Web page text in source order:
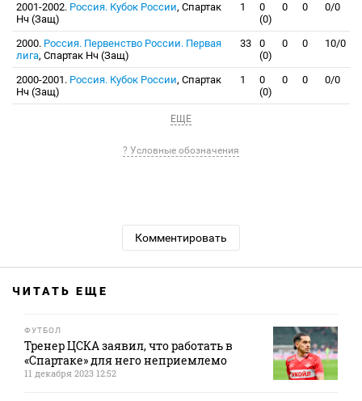
2001-2002. Россия. Кубок России, Спартак
Нч (Защ)
1
0
(0)
0 0 0/0
2000. Россия. Первенство России. Первая
лига, Спартак Нч (Защ)
33
0
(0)
0 0 10/0
2000-2001. Россия. Кубок России, Спартак
Нч (Защ)
1
0
(0)
0 0 0/0
ЕЩЕ
? Условные обозначения
Комментировать
ЧИТАТЬ ЕЩЕ
ФУТБОЛ
Тренер ЦСКА заявил, что работать в
«Спартаке» для него неприемлемо
11 декабря 2023 12:52